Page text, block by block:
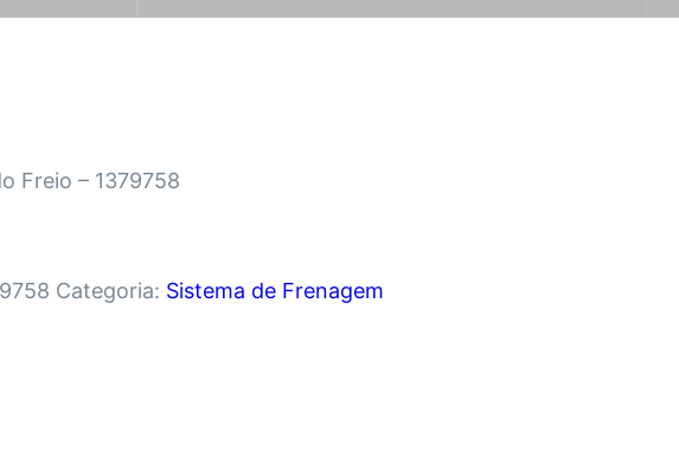
Freio – 1379758
Categoria: Sistema de Frenagem